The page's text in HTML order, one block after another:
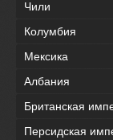
Чили
Колумбия
Мексика
Албания
Британская
Персидская